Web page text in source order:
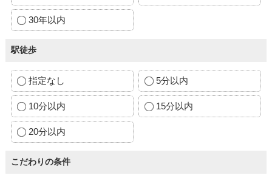
30年以内
駅徒歩
指定なし 5分以内
10分以内 15分以内
20分以内
こだわりの条件